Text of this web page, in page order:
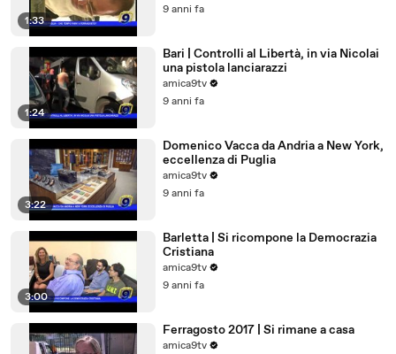
1:33
9 anni fa
1:24
Bari | Controlli al Libertà, in via Nicolai
una pistola lanciarazzi
amica9tv
9 anni fa
3:22
Domenico Vacca da Andria a New York,
eccellenza di Puglia
amica9tv
9 anni fa
3:00
Barletta | Si ricompone la Democrazia
Cristiana
amica9tv
9 anni fa
Ferragosto 2017 | Si rimane a casa
amica9tv